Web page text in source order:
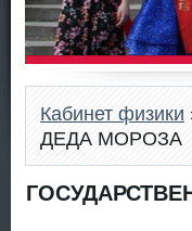
Кабинет физики
ДЕДА МОРОЗА